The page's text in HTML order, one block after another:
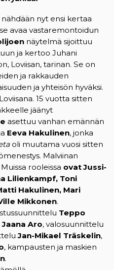
nähdään nyt ensi kertaa
avaa vastaremontoidun
näytelmä sijoittuu
ja kertoo Juhani
Loviisan, tarinan. Se on
ja rakkauden
ja yhteisön hyväksi.
15 vuotta sitten
jäänyt
asettuu vanhan emännän
Eeva Hakulinen, jonka
oli muutama vuosi sitten
Malviinan
Muissa rooleissa ovat Jussi-
Lilienkampf, Toni
Hakulinen, Mari
Mikkonen.
Teppo
Jaana Aro, valosuunnittelu
Jan-Mikael Träskelin,
, kampausten ja maskien
.